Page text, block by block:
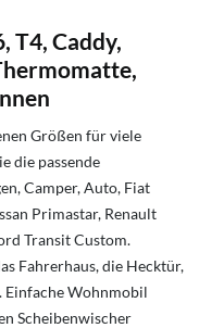
T4, Caddy,
Größen für viele
die passende
Camper, Auto, Fiat
Primastar, Renault
Transit Custom.
Fahrerhaus, die Hecktür,
Einfache Wohnmobil
Scheibenwischer